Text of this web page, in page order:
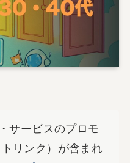
サービスのプロモ
リンク）が含まれ